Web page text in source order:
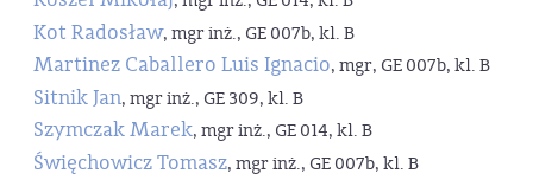
Kot Radosław, mgr inż., GE 007b, kl. B
Martinez Caballero Luis Ignacio, mgr, GE 007b, kl. B
Sitnik Jan, mgr inż., GE 309, kl. B
Szymczak Marek, mgr inż., GE 014, kl. B
Święchowicz Tomasz, mgr inż., GE 007b, kl. B